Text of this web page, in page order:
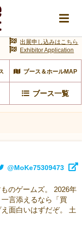
ブース＆ホールMAP
ブース一覧
出展申し込みはこちら
Exhibitor Application
@MoKe75309473
のゲームズ。 2026年
言添えるなら「買
面白いはずだぞ。 土